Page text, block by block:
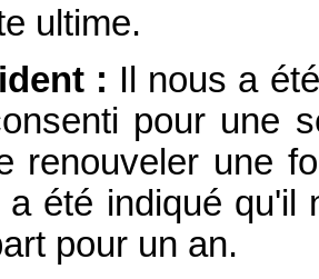
ultime.
: Il nous a
pour une
renouveler une
été indiqué qu'il
pour un an.